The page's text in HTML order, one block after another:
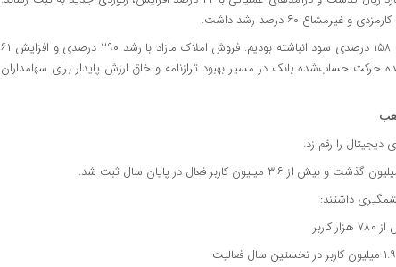
در بخش دارایی‌ها نیز شاهد رشد ۴۱ درصدی و افزایش ۱۵۸ درصدی سود انباشته بودیم. فروش املاک مازاد با رشد ۲۹۰ درصدی و افزایش ۶۱
حرکت حساب‌شده بانک در مسیر بهبود ترازنامه و خلق ارزش پایدار برای سهامداران
داشتند: